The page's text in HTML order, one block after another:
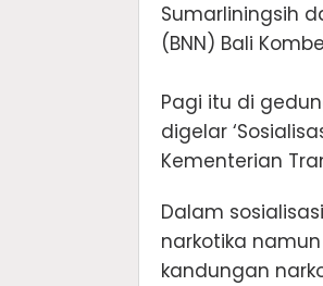
Sumarliningsih
(BNN) Bali
Pagi itu di
digelar
Kementerian
Dalam
narkotika
kandungan